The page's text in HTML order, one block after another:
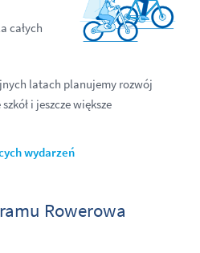
całych
latach planujemy rozwój
i jeszcze większe
wydarzeń
Rowerowa